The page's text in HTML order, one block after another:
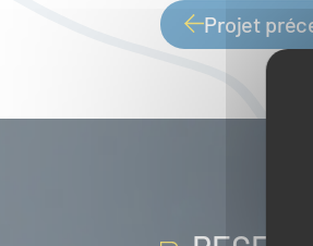
PAGINATION
Projet